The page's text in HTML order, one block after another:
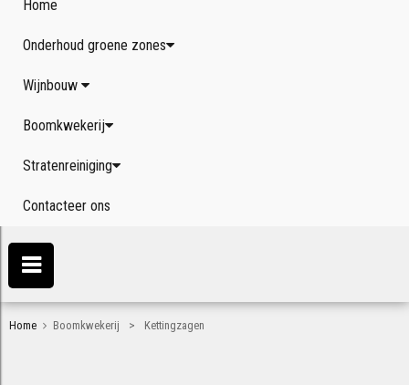
Home
Onderhoud groene zones
Wijnbouw
Boomkwekerij
Stratenreiniging
Contacteer ons
Home Boomkwekerij > Kettingzagen